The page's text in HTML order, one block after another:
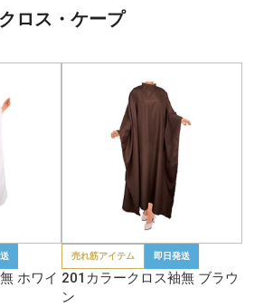
クロス・ケープ
ホワイ
売れ筋アイテム 即日発送
201カラークロス袖無 ブラウ
ン